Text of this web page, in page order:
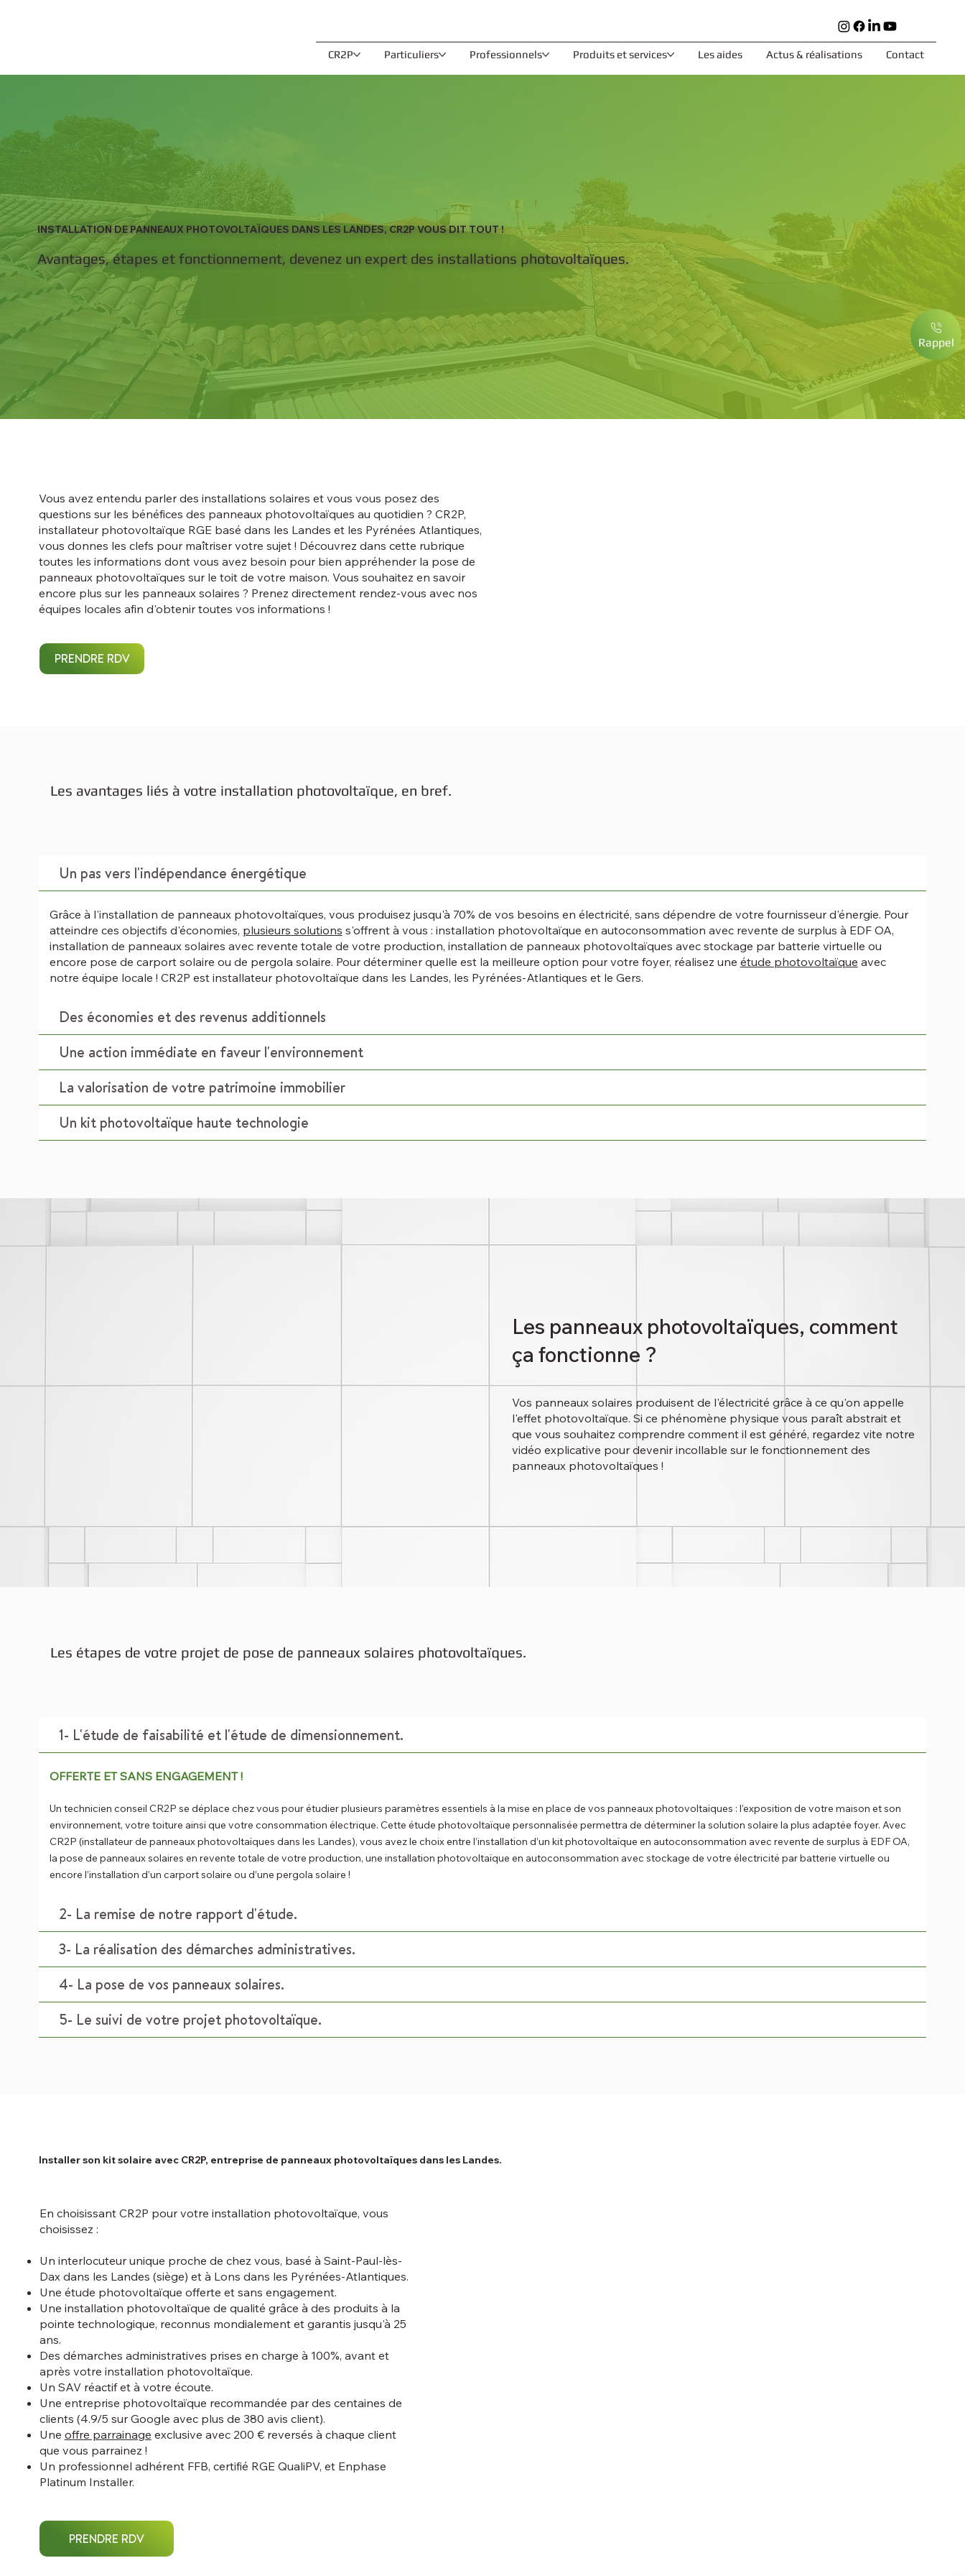
CR2P Particuliers Professionnels Produits et services Les aides Actus & réalisations Contact
INSTALLATION DE PANNEAUX PHOTOVOLTAÏQUES DANS LES LANDES, CR2P VOUS DIT TOUT !
Avantages, étapes et fonctionnement, devenez un expert des installations photovoltaïques.
Vous avez entendu parler des installations solaires et vous vous posez des
questions sur les bénéfices des panneaux photovoltaïques au quotidien ? CR2P,
installateur photovoltaïque RGE basé dans les Landes et les Pyrénées Atlantiques,
vous donnes les clefs pour maîtriser votre sujet ! Découvrez dans cette rubrique
toutes les informations dont vous avez besoin pour bien appréhender la pose de
panneaux photovoltaïques sur le toit de votre maison. Vous souhaitez en savoir
encore plus sur les panneaux solaires ? Prenez directement rendez-vous avec nos
équipes locales afin d'obtenir toutes vos informations !
PRENDRE RDV
Les avantages liés à votre installation photovoltaïque, en bref.
Un pas vers l'indépendance énergétique
Grâce à l'installation de panneaux photovoltaïques, vous produisez jusqu'à 70% de vos besoins en électricité, sans dépendre de votre fournisseur d'énergie. Pour
atteindre ces objectifs d'économies, plusieurs solutions s'offrent à vous : installation photovoltaïque en autoconsommation avec revente de surplus à EDF OA,
installation de panneaux solaires avec revente totale de votre production, installation de panneaux photovoltaïques avec stockage par batterie virtuelle ou
encore pose de carport solaire ou de pergola solaire. Pour déterminer quelle est la meilleure option pour votre foyer, réalisez une étude photovoltaïque avec
notre équipe locale ! CR2P est installateur photovoltaïque dans les Landes, les Pyrénées-Atlantiques et le Gers.
Des économies et des revenus additionnels
Une action immédiate en faveur l'environnement
La valorisation de votre patrimoine immobilier
Un kit photovoltaïque haute technologie
Les panneaux photovoltaïques, comment
ça fonctionne ?
Vos panneaux solaires produisent de l'électricité grâce à ce qu'on appelle
l'effet photovoltaïque. Si ce phénomène physique vous paraît abstrait et
que vous souhaitez comprendre comment il est généré, regardez vite notre
vidéo explicative pour devenir incollable sur le fonctionnement des
panneaux photovoltaïques !
Les étapes de votre projet de pose de panneaux solaires photovoltaïques.
1- L'étude de faisabilité et l'étude de dimensionnement.
OFFERTE ET SANS ENGAGEMENT !
Un technicien conseil CR2P se déplace chez vous pour étudier plusieurs paramètres essentiels à la mise en place de vos panneaux photovoltaïques : l'exposition de votre maison et son
environnement, votre toiture ainsi que votre consommation électrique. Cette étude photovoltaïque personnalisée permettra de déterminer la solution solaire la plus adaptée foyer. Avec
CR2P (installateur de panneaux photovoltaïques dans les Landes), vous avez le choix entre l’installation d’un kit photovoltaïque en autoconsommation avec revente de surplus à EDF OA,
la pose de panneaux solaires en revente totale de votre production, une installation photovoltaïque en autoconsommation avec stockage de votre électricité par batterie virtuelle ou
encore l’installation d’un carport solaire ou d’une pergola solaire !
2- La remise de notre rapport d'étude.
3- La réalisation des démarches administratives.
4- La pose de vos panneaux solaires.
5- Le suivi de votre projet photovoltaïque.
​En choisissant CR2P pour votre installation photovoltaïque, vous
choisissez :
Un interlocuteur unique proche de chez vous, basé à Saint-Paul-lès-
Dax dans les Landes (siège) et à Lons dans les Pyrénées-Atlantiques.
Une étude photovoltaïque offerte et sans engagement.
Une installation photovoltaïque de qualité grâce à des produits à la
pointe technologique, reconnus mondialement et garantis jusqu'à 25
ans.
Des démarches administratives prises en charge à 100%, avant et
après votre installation photovoltaïque.
Un SAV réactif et à votre écoute.
Une entreprise photovoltaïque recommandée par des centaines de
clients (4.9/5 sur Google avec plus de 380 avis client).
Une offre parrainage exclusive avec 200 € reversés à chaque client
que vous parrainez !
Un professionnel adhérent FFB, certifié RGE QualiPV, et Enphase
Platinum Installer.
PRENDRE RDV
Installer son kit solaire avec CR2P, entreprise de panneaux photovoltaïques dans les Landes.
Rappel